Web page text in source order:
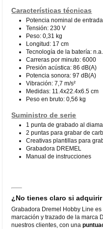
Características técnicas
Potencia nominal de
Tensión: 230 V
Peso: 0,31 kg
Longitud: 17 cm
Tecnología de la batería: n.a.
Carreras por minuto: 6000
Presión acústica: 86 dB(A)
Potencia sonora: 97 dB(A)
Vibración: 7,7 m/s²
Medidas: 11.4x22.4x6.5 cm
Peso en bruto: 0,56 kg
Suministro de serie
1 punta de grabado al
2 puntas para grabar de
Creativas plantillas para
Grabadora DREMEL
Manual de instrucciones
¿No tienes claro si
Grabadora Dremel Hobby Line
marcación y trazado de la marca
nuestros clientes, con una